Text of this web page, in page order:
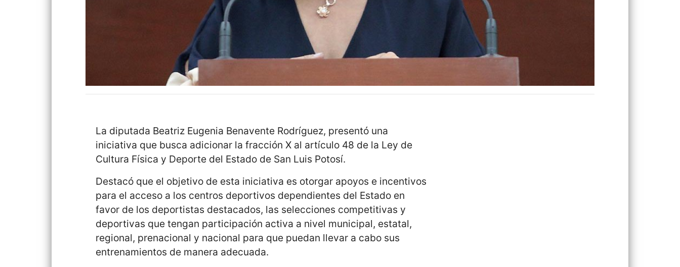
La diputada Beatriz Eugenia Benavente Rodríguez, presentó una
iniciativa que busca adicionar la fracción X al artículo 48 de la Ley de
Cultura Física y Deporte del Estado de San Luis Potosí.
Destacó que el objetivo de esta iniciativa es otorgar apoyos e incentivos
para el acceso a los centros deportivos dependientes del Estado en
favor de los deportistas destacados, las selecciones competitivas y
deportivas que tengan participación activa a nivel municipal, estatal,
regional, prenacional y nacional para que puedan llevar a cabo sus
entrenamientos de manera adecuada.